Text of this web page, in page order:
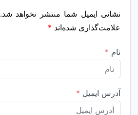
نشانی ایمیل شما منتشر نخواهد شد.
علامت‌گذاری شده‌اند *
نام *
آدرس ایمیل *